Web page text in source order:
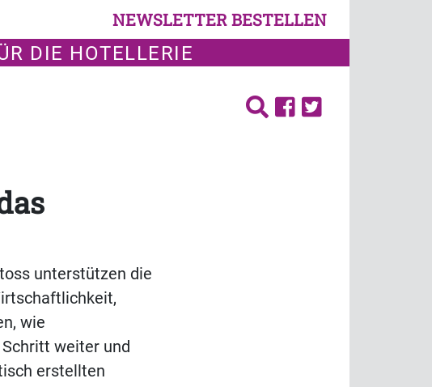
NEWSLETTER BESTELLEN
DIE HOTELLERIE
unterstützen die
wie
weiter und
erstellten